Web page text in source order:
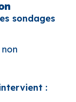
sondages
non
: